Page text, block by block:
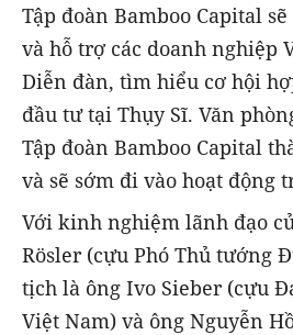
Tập đoàn Bamboo Capital
và hỗ trợ các doanh nghiệp
Diễn đàn, tìm hiểu cơ hội
đầu tư tại Thụy Sĩ. Văn
Tập đoàn Bamboo Capital
và sẽ sớm đi vào hoạt động
Với kinh nghiệm lãnh đạo
Rösler (cựu Phó Thủ tướng
tịch là ông Ivo Sieber (cựu
Việt Nam) và ông Nguyễn